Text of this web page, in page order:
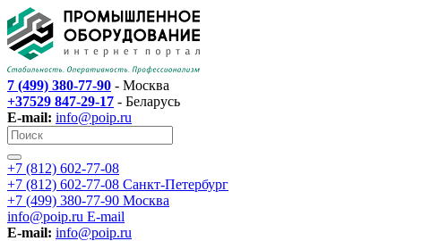
7 (499) 380-77-90 - Москва
+37529 847-29-17 - Беларусь
E-mail: info@poip.ru
+7 (812) 602-77-08
+7 (812) 602-77-08 Санкт-Петербург
+7 (499) 380-77-90 Москва
info@poip.ru E-mail
E-mail: info@poip.ru